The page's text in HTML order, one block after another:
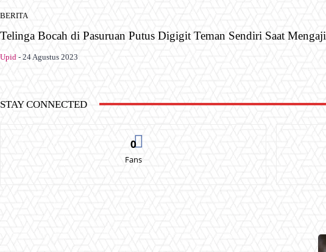
BERITA
Telinga Bocah di Pasuruan Putus Digigit Teman Sendiri Saat Mengaji
Upid - 24 Agustus 2023
STAY CONNECTED
0
Fans